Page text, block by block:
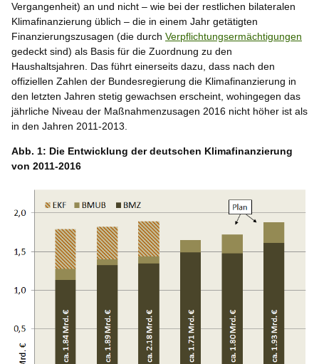
Vergangenheit) an und nicht – wie bei der restlichen bilateralen
Klimafinanzierung üblich – die in einem Jahr getätigten
Finanzierungszusagen (die durch Verpflichtungsermächtigungen
gedeckt sind) als Basis für die Zuordnung zu den
Haushaltsjahren. Das führt einerseits dazu, dass nach den
offiziellen Zahlen der Bundesregierung die Klimafinanzierung in
den letzten Jahren stetig gewachsen erscheint, wohingegen das
jährliche Niveau der Maßnahmenzusagen 2016 nicht höher ist als
in den Jahren 2011-2013.
Abb. 1: Die Entwicklung der deutschen Klimafinanzierung
von 2011-2016